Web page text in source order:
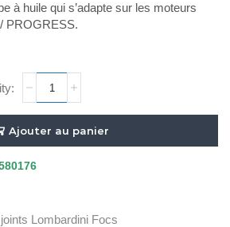
à huile qui s’adapte sur les moteurs
PROGRESS.
JOINT
CARTER
DE
LA
HUILE
Ajouter au panier
Lombardini Focs